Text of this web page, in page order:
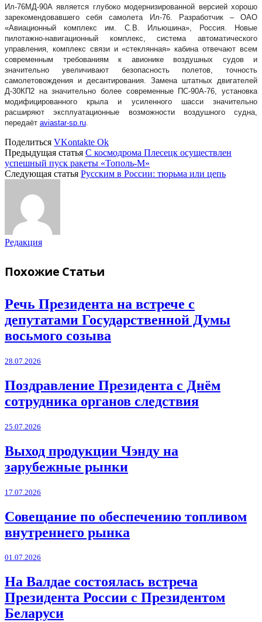
Ил-76МД-90А является глубоко модернизированной версией хорошо
зарекомендовавшего себя самолета Ил-76. Разработчик – ОАО
«Авиационный комплекс им. С.В. Ильюшина», Россия. Новые
пилотажно-навигационный комплекс, система автоматического
управления, комплекс связи и «стеклянная» кабина отвечают всем
современным требованиям к авионике воздушных судов и
значительно увеличивают безопасность полетов, точность
самолетовождения и десантирования. Замена штатных двигателей
Д-30КП2 на значительно более современные ПС-90А-76, установка
модифицированного крыла и усиленного шасси значительно
расширяют эксплуатационные возможности воздушного судна,
передаёт aviastar-sp.ru
Поделиться VKontakte Ok
Предыдущая статья С космодрома Плесецк осуществлен
успешный пуск ракеты «Тополь-М»
Следующая статья Русским в России: тюрьма или цепь
Редакция
Похожие Статьи
Речь Президента на встрече с
депутатами Государственной Думы
восьмого созыва
28.07.2026
Поздравление Президента с Днём
сотрудника органов следствия
25.07.2026
Выход продукции Чэнду на
зарубежные рынки
17.07.2026
Совещание по обеспечению топливом
внутреннего рынка
01.07.2026
На Валдае состоялась встреча
Президента России с Президентом
Беларуси